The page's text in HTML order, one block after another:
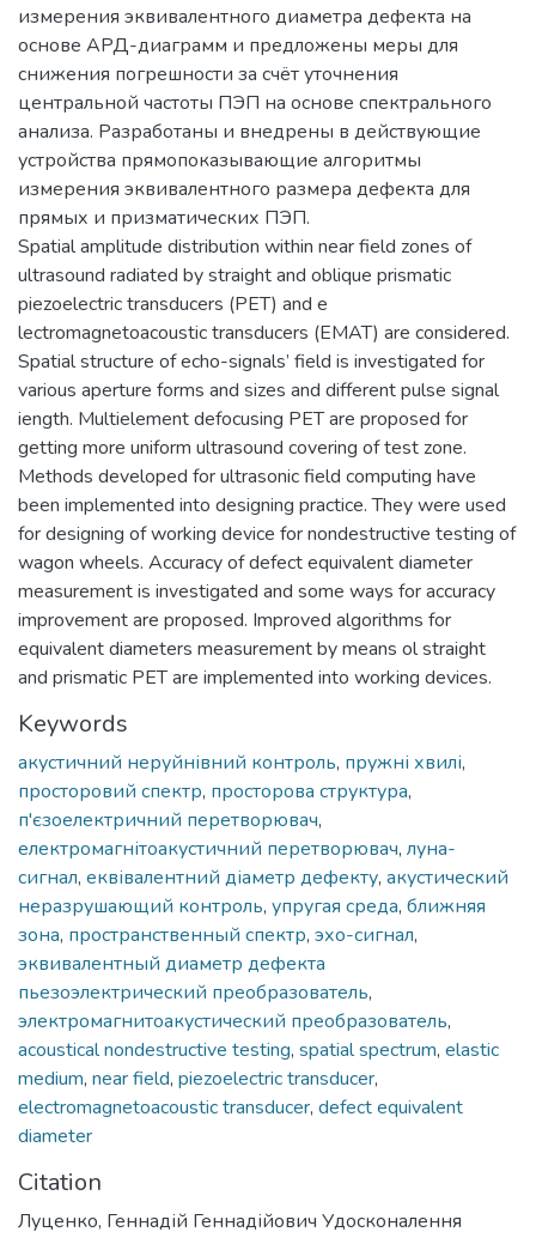
измерения эквивалентного диаметра дефекта на
основе АРД-диаграмм и предложены меры для
снижения погрешности за счёт уточнения
центральной частоты ПЭП на основе спектрального
анализа. Разработаны и внедрены в действующие
устройства прямопоказывающие алгоритмы
измерения эквивалентного размера дефекта для
прямых и призматических ПЭП.
Spatial amplitude distribution within near field zones of
ultrasound radiated by straight and oblique prismatic
piezoelectric transducers (PET) and e
lectromagnetoacoustic transducers (EMAT) are considered.
Spatial structure of echo-signals’ field is investigated for
various aperture forms and sizes and different pulse signal
iength. Multielement defocusing PET are proposed for
getting more uniform ultrasound covering of test zone.
Methods developed for ultrasonic field computing have
been implemented into designing practice. They were used
for designing of working device for nondestructive testing of
wagon wheels. Accuracy of defect equivalent diameter
measurement is investigated and some ways for accuracy
improvement are proposed. Improved algorithms for
equivalent diameters measurement by means ol straight
and prismatic PET are implemented into working devices.
Keywords
акустичний неруйнівний контроль, пружні хвилі,
просторовий спектр, просторова структура,
п'єзоелектричний перетворювач,
електромагнітоакустичний перетворювач, луна-
сигнал, еквівалентний діаметр дефекту, акустический
неразрушающий контроль, упругая среда, ближняя
зона, пространственный спектр, эхо-сигнал,
эквивалентный диаметр дефекта
пьезоэлектрический преобразователь,
электромагнитоакустический преобразователь,
acoustical nondestructive testing, spatial spectrum, elastic
medium, near field, piezoelectric transducer,
electromagnetoacoustic transducer, defect equivalent
diameter
Citation
Луценко, Геннадій Геннадійович Удосконалення